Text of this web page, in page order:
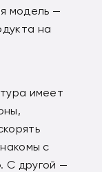
модель —
на
имеет
с
С другой —